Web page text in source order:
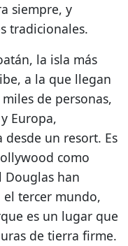
siempre, y
tradicionales.
la isla más
a la que llegan
de personas,
Europa,
desde un resort. Es
como
Douglas han
el tercer mundo,
es un lugar que
de tierra firme.